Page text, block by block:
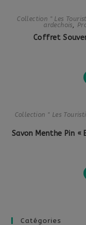
Collection " Les
ardechois,
Coffret
Collection " Les
Savon Menthe Pin
Catégories